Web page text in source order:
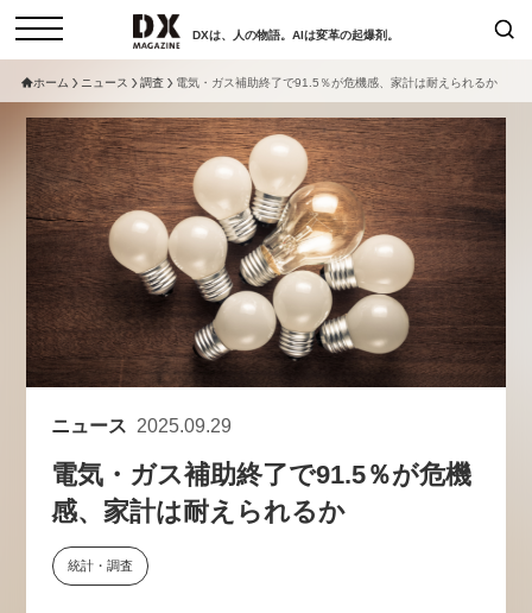
DXは、人の物語。AIは変革の起爆剤。
コラム インタビュー
セミナー ニュース
サービスメニュー 日本オムニチャネル協会
トップページ
特集
動画
サイトマップ
お問い合わせ
個人情報保護法について
採用情報
検索
現在開催予定のセミナー
セミナー
【8/12開催】「イノベーションを
数値化する」～投資される事業の
学ぶ資金調達・巻き込みのリアル
2026-06-10
ホーム ニュース 調査 電気・ガス補助終了で91.5％が危機感、家計は耐えられるか
ニュース 2025.09.29
電気・ガス補助終了で91.5％が危機
感、家計は耐えられるか
統計・調査